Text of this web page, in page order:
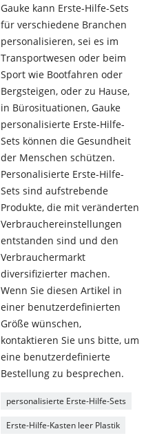
Gauke kann Erste-Hilfe-Sets
für verschiedene Branchen
personalisieren, sei es im
Transportwesen oder beim
Sport wie Bootfahren oder
Bergsteigen, oder zu Hause,
in Bürosituationen, Gauke
personalisierte Erste-Hilfe-
Sets können die Gesundheit
der Menschen schützen.
Personalisierte Erste-Hilfe-
Sets sind aufstrebende
Produkte, die mit veränderten
Verbrauchereinstellungen
entstanden sind und den
Verbrauchermarkt
diversifizierter machen.
Wenn Sie diesen Artikel in
einer benutzerdefinierten
Größe wünschen,
kontaktieren Sie uns bitte, um
eine benutzerdefinierte
Bestellung zu besprechen.
personalisierte Erste-Hilfe-Sets
Erste-Hilfe-Kasten leer Plastik